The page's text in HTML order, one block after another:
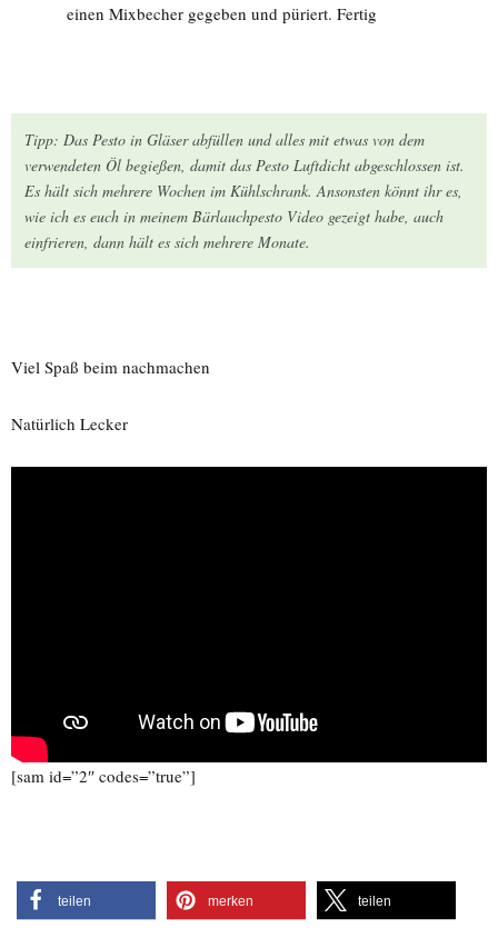
einen Mixbecher gegeben und püriert. Fertig
Tipp: Das Pesto in Gläser abfüllen und alles mit etwas von dem
verwendeten Öl begießen, damit das Pesto Luftdicht abgeschlossen ist.
Es hält sich mehrere Wochen im Kühlschrank. Ansonsten könnt ihr es,
wie ich es euch in meinem Bärlauchpesto Video gezeigt habe, auch
einfrieren, dann hält es sich mehrere Monate.
Viel Spaß beim nachmachen
Natürlich Lecker
[sam id=”2″ codes=”true”]
teilen merken teilen